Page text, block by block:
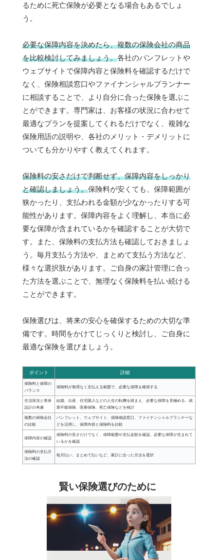
るために死亡保険が必要となる場合もあるでしょ
う。
必要な保障内容を決めたら、複数の保険会社の商品
を比較検討してみましょう。各社のパンフレットや
ウェブサイトで保障内容と保険料を確認するだけで
なく、保険相談窓口やファイナンシャルプランナー
に相談することで、より自分に合った保険を選ぶこ
とができます。専門家は、お客様の状況に合わせて
最適なプランを提案してくれるだけでなく、複雑な
保険用語の説明や、各社のメリット・デメリットに
ついても分かりやすく教えてくれます。
保険料の安さだけで判断せず、保障内容をしっかり
と確認しましょう。保険料が安くても、保障範囲が
狭かったり、支払われる金額が少なかったりする可
能性があります。保障内容をよく理解し、本当に必
要な保障が含まれているかを確認することが大切で
す。また、保険料の支払方法も確認しておきましょ
う。毎月支払う方法や、まとめて支払う方法など、
様々な選択肢があります。ご自身の家計管理に合っ
た方法を選ぶことで、無理なく保険料を払い続ける
ことができます。
保険選びは、将来の安心を確保するための大切な準
備です。時間をかけてじっくりと検討し、ご自身に
最適な保険を選びましょう。
ポイント 詳細
保険料と保障の
バランス
保険料が無理なく支払える範囲で、必要な保障を確保する
生活状況と将来
設計の考慮
結婚、出産、住宅購入などの人生の転機を踏まえ、必要な保障を見極める。就
業不能保険、医療保険、死亡保険などを検討
複数の保険会社
の比較
パンフレット、ウェブサイト、保険相談窓口、ファイナンシャルプランナーな
どを活用し、保障内容と保険料を比較
保障内容の確認
保険料の安さだけでなく、保障範囲や支払金額を確認。必要な保障が含まれて
いるかを確認
保険料の支払方
法の確認
毎月払い、まとめて払いなど、家計に合った方法を選択
賢い保険選びのために